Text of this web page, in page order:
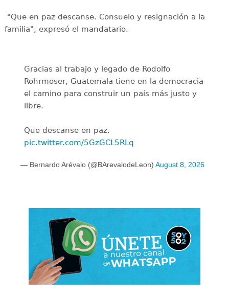
"Que en paz descanse. Consuelo y resignación a la
familia", expresó el mandatario.
Gracias al trabajo y legado de Rodolfo
Rohrmoser, Guatemala tiene en la democracia
el camino para construir un país más justo y
libre.
Que descanse en paz.
pic.twitter.com/5GzGCL5RLq
— Bernardo Arévalo (@BArevalodeLeon) August 8, 2026